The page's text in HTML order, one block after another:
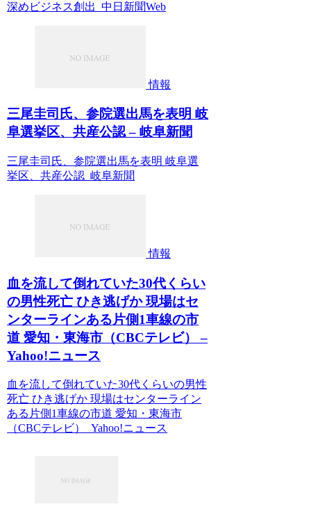
深めビジネス創出 中日新聞Web
情報
三尾圭司氏、参院選出馬を表明 岐
阜選挙区、共産公認 – 岐阜新聞
三尾圭司氏、参院選出馬を表明 岐阜選
挙区、共産公認 岐阜新聞
情報
血を流して倒れていた30代くらい
の男性死亡 ひき逃げか 現場はセ
ンターラインある片側1車線の市
道 愛知・東海市（CBCテレビ） –
Yahoo!ニュース
血を流して倒れていた30代くらいの男性
死亡 ひき逃げか 現場はセンターライン
ある片側1車線の市道 愛知・東海市
（CBCテレビ） Yahoo!ニュース